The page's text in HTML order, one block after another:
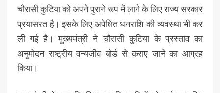
चौरासी कुटिया को अपने पुराने रूप में लाने के लिए राज्य सरकार
प्रयासरत है। इसके लिए अपेक्षित धनराशि की व्यवस्था भी कर
ली गई है। मुख्यमंत्री ने चौरासी कुटिया के प्रस्ताव का
अनुमोदन राष्ट्रीय वन्यजीव बोर्ड से कराए जाने का आग्रह
किया।